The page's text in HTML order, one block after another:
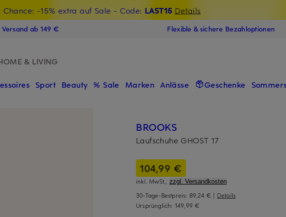
Chance: -15% extra auf Sale - Code: LAST15 Details
Willkommensgutschein mit Beyond sichern
ab 149 € Flexible & sichere Bezahloptionen
& LIVING
Sport Beauty % Sale Marken Anlässe Geschenke
BROOKS
Laufschuhe GHOST 17
104,99 €
inkl. MwSt., zzgl. Versandkosten
30-Tage-Bestpreis: 89,24 € | Details
Ursprünglich: 149,99 €